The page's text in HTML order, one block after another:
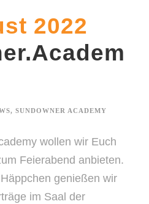
2022
, SUNDOWNER ACADEMY
wollen wir Euch
Feierabend anbieten.
genießen wir
im Saal der